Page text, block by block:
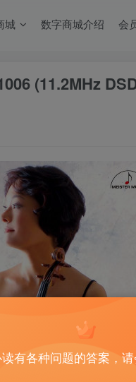
城 数字商城介绍 会
(11.2MHz
有各种问题的答案，